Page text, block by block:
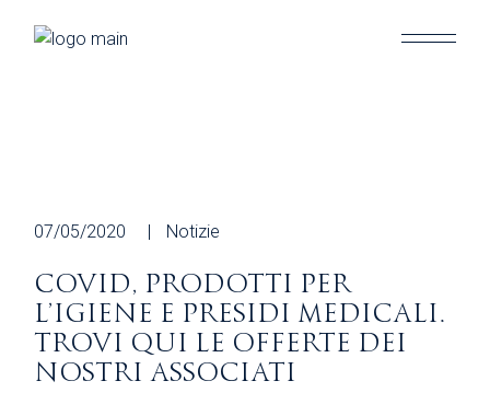
07/05/2020 Notizie
COVID, PRODOTTI PER
L’IGIENE E PRESIDI MEDICALI.
TROVI QUI LE OFFERTE DEI
NOSTRI ASSOCIATI